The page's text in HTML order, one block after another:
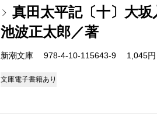
真田太平記〔十〕大坂
池波正太郎／著
新潮文庫 978-4-10-115643-9 1,045
文庫電子書籍あり